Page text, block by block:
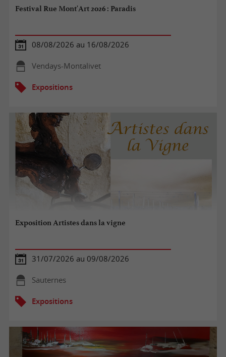
Festival Rue Mont'Art 2026 : Paradis
08/08/2026 au 16/08/2026
Vendays-Montalivet
Expositions
Exposition Artistes dans la vigne
31/07/2026 au 09/08/2026
Sauternes
Expositions